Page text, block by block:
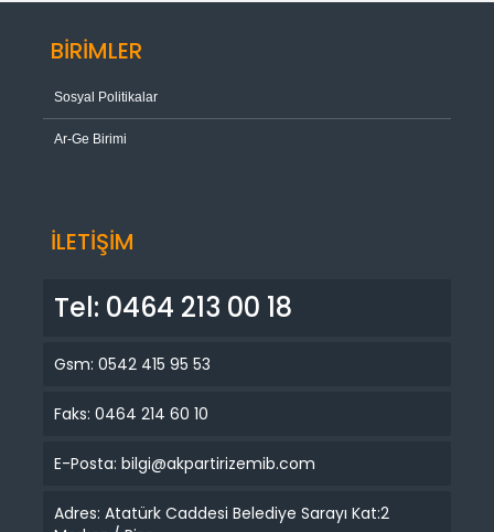
BİRİMLER
Sosyal Politikalar
Ar-Ge Birimi
İLETİŞİM
Tel: 0464 213 00 18
Gsm: 0542 415 95 53
Faks: 0464 214 60 10
E-Posta: bilgi@akpartirizemib.com
Adres: Atatürk Caddesi Belediye Sarayı Kat:2